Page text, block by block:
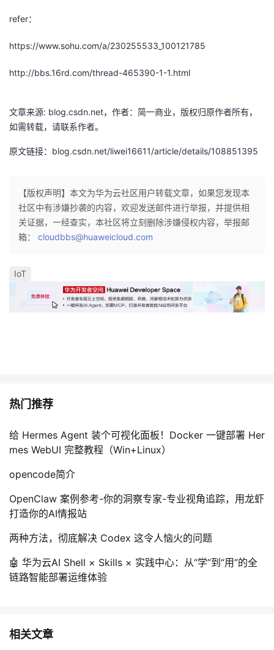
refer：
https://www.sohu.com/a/230255533_100121785
http://bbs.16rd.com/thread-465390-1-1.html
文章来源: blog.csdn.net，作者：简一商业，版权归原作者所有，
如需转载，请联系作者。
原文链接：blog.csdn.net/liwei16611/article/details/108851395
【版权声明】本文为华为云社区用户转载文章，如果您发现本
社区中有涉嫌抄袭的内容，欢迎发送邮件进行举报，并提供相
关证据，一经查实，本社区将立刻删除涉嫌侵权内容，举报邮
箱： cloudbbs@huaweicloud.com
IoT
热门推荐
给 Hermes Agent 装个可视化面板！Docker 一键部署 Her
mes WebUI 完整教程（Win+Linux）
opencode简介
OpenClaw 案例参考-你的洞察专家-专业视角追踪，用龙虾
打造你的AI情报站
两种方法，彻底解决 Codex 这令人恼火的问题
🤖 华为云AI Shell × Skills × 实践中心：从“学”到“用”的全
链路智能部署运维体验
相关文章